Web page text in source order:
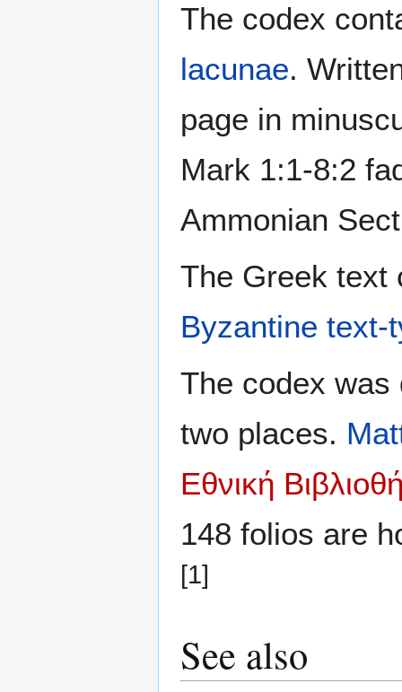
The codex
lacunae.
page in
Mark 1:1-8:2
Ammonian
The Greek text
Byzantine text-
The codex was
two places.
Εθνική
148 folios are
[1]
See also